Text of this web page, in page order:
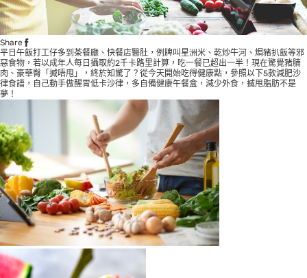
Share
平日午飯打工仔多到茶餐廳、快餐店醫肚，例牌叫星洲米、乾炒牛河、焗豬扒飯等邪
惡食物，若以成年人每日攝取約2千卡路里計算，吃一餐已超出一半！現在驚覺豬腩
肉、豪華臀「搣唔甩」，終於知驚了？從今天開始吃得健康點，參照以下5款減肥沙
律食譜，自己動手做醒胃低卡沙律，多自備健康午餐盒，減少外食，搣甩脂肪不是
夢！